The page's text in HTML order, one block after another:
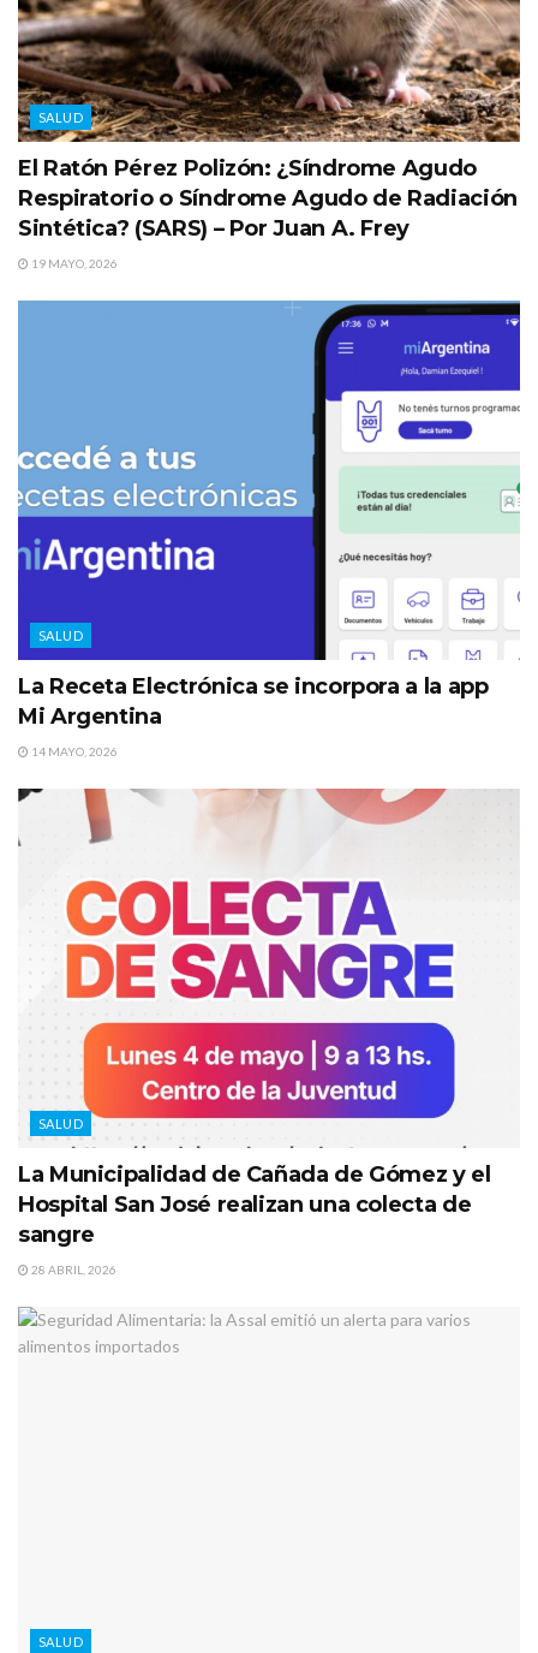
SALUD
El Ratón Pérez Polizón: ¿Síndrome Agudo
Respiratorio o Síndrome Agudo de Radiación
Sintética? (SARS) – Por Juan A. Frey
19 MAYO, 2026
SALUD
La Receta Electrónica se incorpora a la app
Mi Argentina
14 MAYO, 2026
SALUD
La Municipalidad de Cañada de Gómez y el
Hospital San José realizan una colecta de
sangre
28 ABRIL, 2026
SALUD